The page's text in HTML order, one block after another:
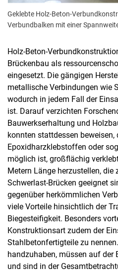
Geklebte Holz-Beton-
Verbundbalken mit einer
Holz-Beton-
Brückenbau als
eingesetzt. Die gängigen
metallische Verbindungen wie
wodurch in jedem Fall der
ist. Darauf verzichten
Bauwerkserhaltung und
konnten stattdessen
Epoxidharzklebstoffen oder
möglich ist, großflächig
Metern Länge herzustellen,
Schwerlast-Brücken geeignet
gegenüber herkömmlichen
viele Vorteile hinsichtlich der
Biegesteifigkeit. Besonders
Konstruktionsart zudem der
Stahlbetonfertigteile zu
handzuhaben, müssen auf der
und sind in der